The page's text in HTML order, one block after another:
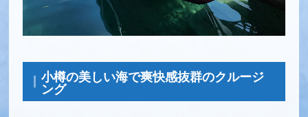
小樽の美しい海で爽快感抜群のクルージ
ング